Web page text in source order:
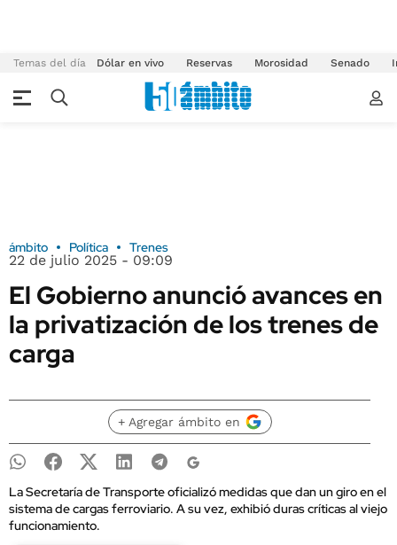
Temas del día Dólar en vivo Reservas Morosidad Senado
ámbito Política Trenes
22 de julio 2025 - 09:09
El Gobierno anunció avances en
la privatización de los trenes de
carga
+ Agregar ámbito en
La Secretaría de Transporte oficializó medidas que dan un giro en el
sistema de cargas ferroviario. A su vez, exhibió duras críticas al viejo
funcionamiento.